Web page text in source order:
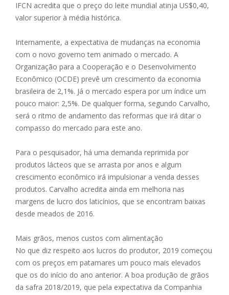
IFCN acredita que o preço do leite mundial atinja US$0,40,
valor superior à média histórica.
Internamente, a expectativa de mudanças na economia
com o novo governo tem animado o mercado. A
Organização para a Cooperação e o Desenvolvimento
Econômico (OCDE) prevê um crescimento da economia
brasileira de 2,1%. Já o mercado espera por um índice um
pouco maior: 2,5%. De qualquer forma, segundo Carvalho,
será o ritmo de andamento das reformas que irá ditar o
compasso do mercado para este ano.
Para o pesquisador, há uma demanda reprimida por
produtos lácteos que se arrasta por anos e algum
crescimento econômico irá impulsionar a venda desses
produtos. Carvalho acredita ainda em melhoria nas
margens de lucro dos laticínios, que se encontram baixas
desde meados de 2016.
Mais grãos, menos custos com alimentação
No que diz respeito aos lucros do produtor, 2019 começou
com os preços em patamares um pouco mais elevados
que os do início do ano anterior. A boa produção de grãos
da safra 2018/2019, que pela expectativa da Companhia